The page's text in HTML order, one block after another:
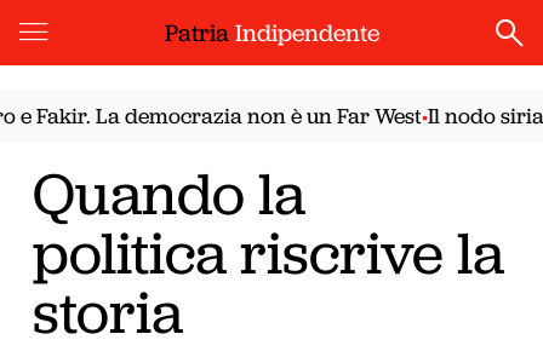
PatriaIndipendente
La democrazia non è un Far West•Il nodo siriano.
Quando la
politica riscrive la
storia